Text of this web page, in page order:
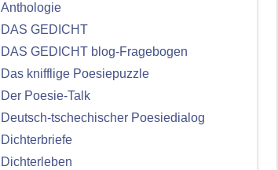
Anthologie
DAS GEDICHT
DAS GEDICHT blog-Fragebogen
Das knifflige Poesiepuzzle
Der Poesie-Talk
Deutsch-tschechischer Poesiedialog
Dichterbriefe
Dichterleben